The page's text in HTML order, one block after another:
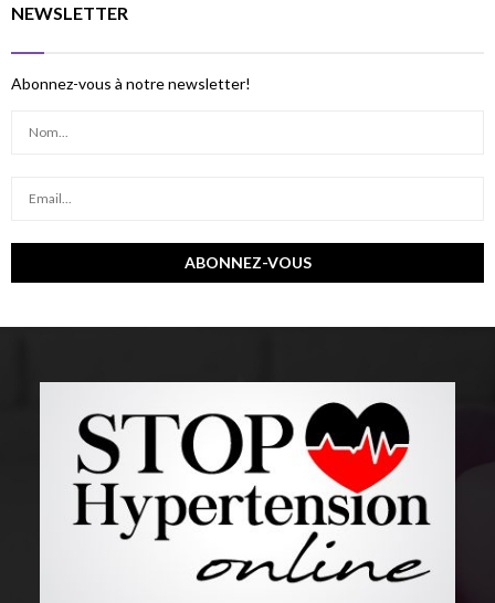
NEWSLETTER
Abonnez-vous à notre newsletter!